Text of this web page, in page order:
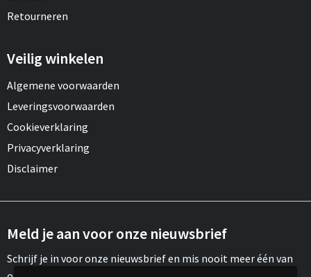
Retourneren
Veilig winkelen
Algemene voorwaarden
Leveringsvoorwaarden
Cookieverklaring
Privacyverklaring
Disclaimer
Meld je aan voor onze nieuwsbrief
Schrijf je in voor onze nieuwsbrief en mis nooit meer één van